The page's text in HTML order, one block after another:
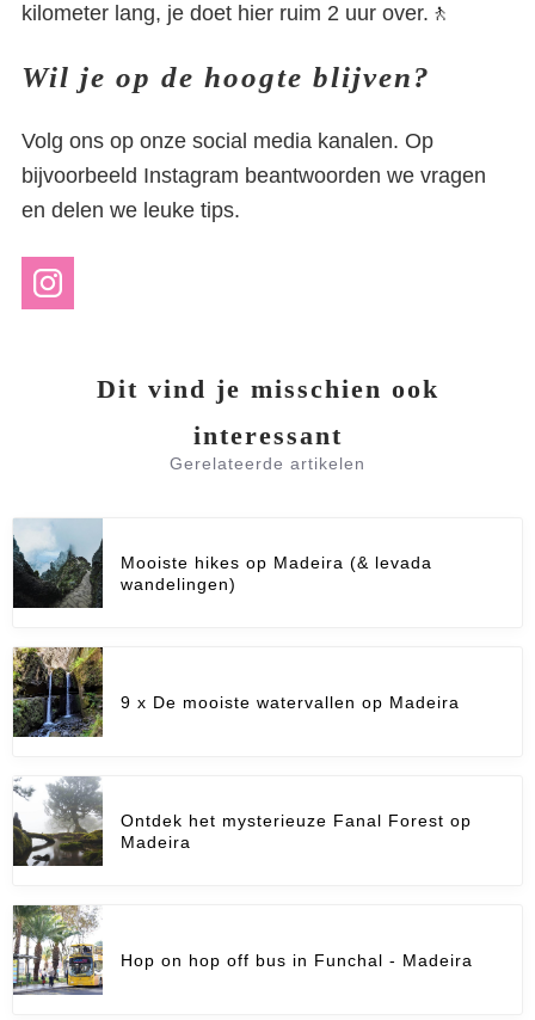
kilometer lang, je doet hier ruim 2 uur over.🚶
Wil je op de hoogte blijven?
Volg ons op onze social media kanalen. Op
bijvoorbeeld Instagram beantwoorden we vragen
en delen we leuke tips.
Dit vind je misschien ook
interessant
Gerelateerde artikelen
Mooiste hikes op Madeira (& levada
wandelingen)
9 x De mooiste watervallen op Madeira
Ontdek het mysterieuze Fanal Forest op
Madeira
Hop on hop off bus in Funchal - Madeira